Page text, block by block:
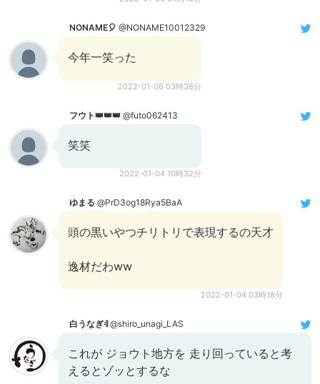
NONAME🎈 @NONAME10012329
今年一笑った
2022-01-06 03時38分
フウト👑👑👑 @futo062413
笑笑
2022-01-04 10時32分
ゆまる @PrD3og18Rya5BaA
頭の黒いやつチリトリで表現するの天才
逸材だわww
2022-01-04 03時18分
白うなぎ𝄇 @shiro_unagi_LAS
これが ジョウト地方を 走り回っていると考
えるとゾッとするな